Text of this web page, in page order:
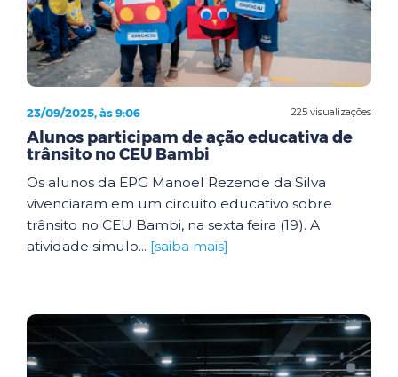
225 visualizações
23/09/2025, às 9:06
Alunos participam de ação educativa de
trânsito no CEU Bambi
Os alunos da EPG Manoel Rezende da Silva
vivenciaram em um circuito educativo sobre
trânsito no CEU Bambi, na sexta feira (19). A
atividade simulo... [saiba mais]